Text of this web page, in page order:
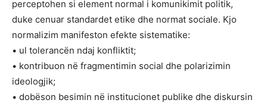
perceptohen si element normal i komunikimit politik,
duke cenuar standardet etike dhe normat sociale. Kjo
normalizim manifeston efekte sistematike:
• ul tolerancën ndaj konfliktit;
• kontribuon në fragmentimin social dhe polarizimin
ideologjik;
• dobëson besimin në institucionet publike dhe diskursin